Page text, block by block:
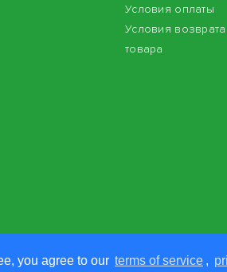
you agree to our terms of service ,
Условия оплаты
Условия возврата
товара